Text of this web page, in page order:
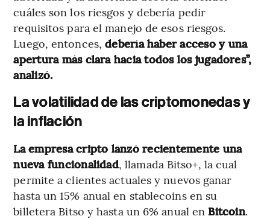
cuáles son los riesgos y debería pedir
requisitos para el manejo de esos riesgos.
Luego, entonces,debería haber acceso y una
apertura más clara hacia todos los jugadores”,
analizó.
La volatilidad de las criptomonedas y
la inflación
La empresa cripto lanzó recientemente una
nueva funcionalidad, llamada Bitso+, la cual
permite a clientes actuales y nuevos ganar
hasta un 15% anual en stablecoins en su
billetera Bitso y hasta un 6% anual en Bitcoin.